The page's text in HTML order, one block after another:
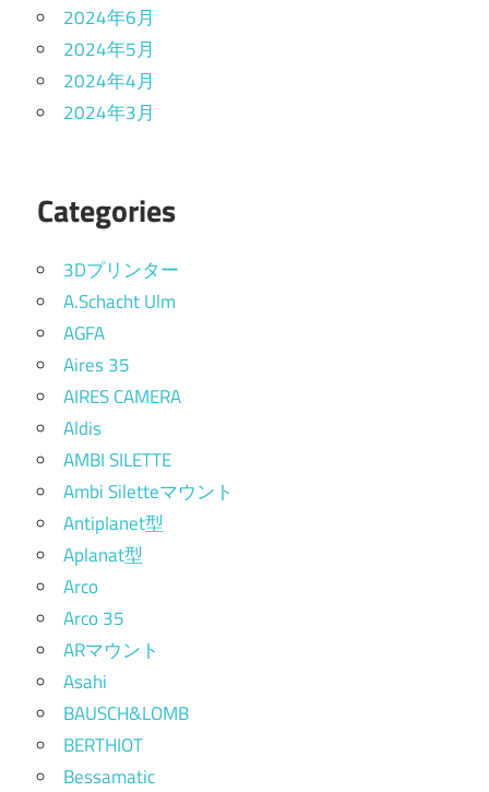
2024年6月
2024年5月
2024年4月
2024年3月
Categories
3Dプリンター
A.Schacht Ulm
AGFA
Aires 35
AIRES CAMERA
Aldis
AMBI SILETTE
Ambi Siletteマウント
Antiplanet型
Aplanat型
Arco
Arco 35
ARマウント
Asahi
BAUSCH&LOMB
BERTHIOT
Bessamatic